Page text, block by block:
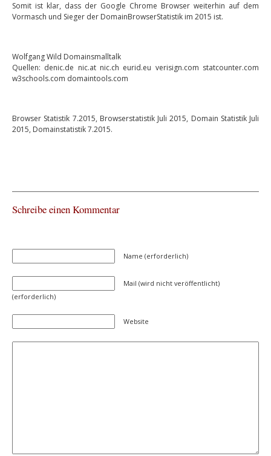
Somit ist klar, dass der Google Chrome Browser weiterhin auf dem
Vormasch und Sieger der DomainBrowserStatistik im 2015 ist.
Wolfgang Wild Domainsmalltalk
Quellen: denic.de nic.at nic.ch eurid.eu verisign.com statcounter.com
w3schools.com domaintools.com
Browser Statistik 7.2015, Browserstatistik Juli 2015, Domain Statistik Juli
2015, Domainstatistik 7.2015.
Schreibe einen Kommentar
Name (erforderlich)
Mail (wird nicht veröffentlicht)
(erforderlich)
Website